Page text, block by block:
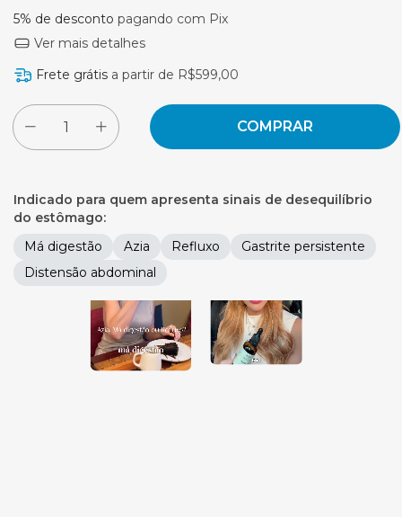
5% de desconto pagando com Pix
Ver mais detalhes
Frete grátis a partir de R$599,00
Indicado para quem apresenta sinais de desequilíbrio
do estômago:
Má digestão
Azia Refluxo
Gastrite persistente
Distensão abdominal